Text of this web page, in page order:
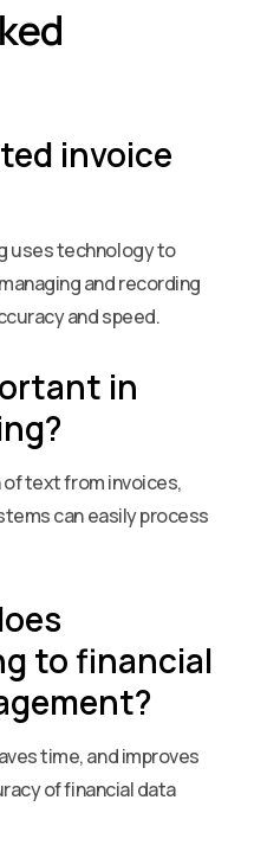
invoice
uses technology to
and recording
and speed.
in
text from invoices,
can easily process
to financial
time, and improves
of financial data